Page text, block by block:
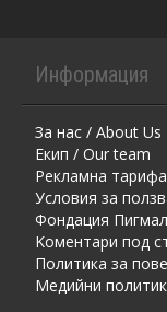
Информация
За нас / About Us
Екип / Our team
Рекламна тарифа
Условия за
Фондация
Kоментaри под
Политика за
Медийни